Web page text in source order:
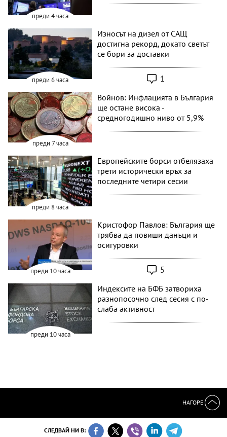
преди 4 часа
преди 6 часа
Износът на дизел от САЩ
достигна рекорд, докато светът
се бори за доставки
1
преди 7 часа
Войнов: Инфлацията в България
ще остане висока -
средногодишно ниво от 5,9%
преди 8 часа
Европейските борси отбелязаха
трети исторически връх за
последните четири сесии
преди 10 часа
Кристофор Павлов: България ще
трябва да повиши данъци и
осигуровки
5
преди 10 часа
Индексите на БФБ затвориха
разнопосочно след сесия с по-
слаба активност
НАГОРЕ
СЛЕДВАЙ НИ В: